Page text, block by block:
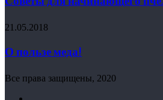
21.05.2018
О пользе меда!
Все права защищены, 2020